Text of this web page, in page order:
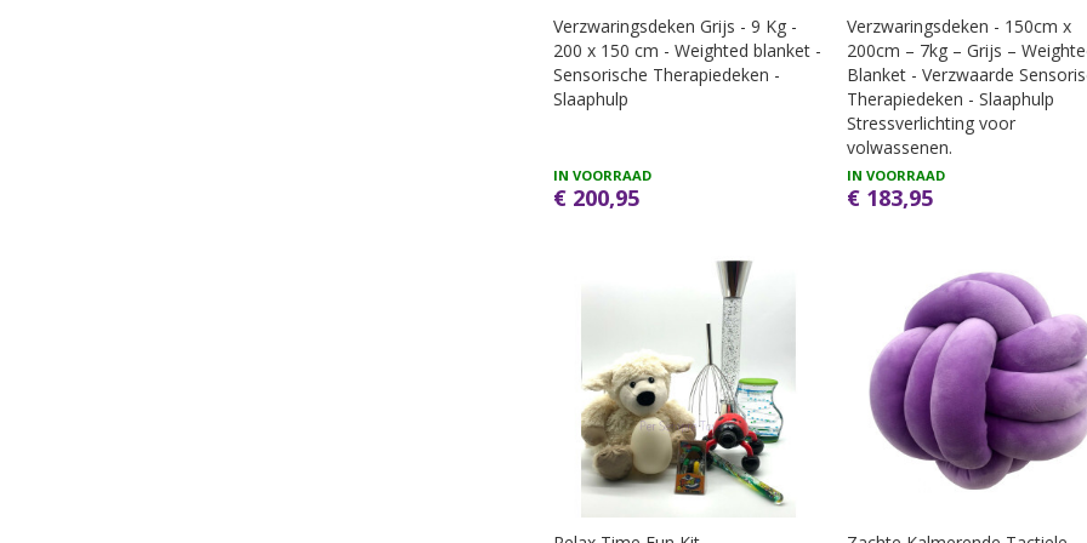
Verzwaringsdeken Grijs - 9 Kg -
200 x 150 cm - Weighted blanket -
Sensorische Therapiedeken -
Slaaphulp
IN VOORRAAD
€ 200,95
Verzwaringsdeken - 150cm x
200cm – 7kg – Grijs –
Blanket - Verzwaarde
Therapiedeken - Slaaphulp
Stressverlichting voor
volwassenen.
IN VOORRAAD
€ 183,95